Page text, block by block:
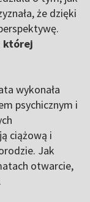
że dzięki
której
wykonała
psychicznym i
ciążową i
Jak
otwarcie,